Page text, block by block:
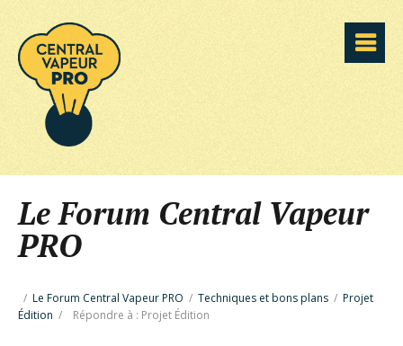
Le Forum Central Vapeur
PRO
/ Le Forum Central Vapeur PRO / Techniques et bons plans / Projet
Édition / Répondre à : Projet Édition